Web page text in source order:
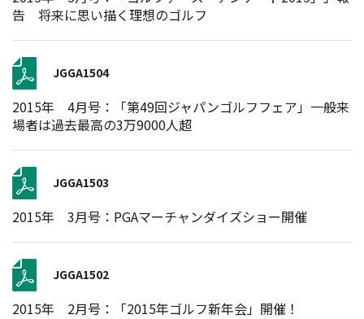
告 将来に思い描く理想のゴルフ
JGGA1504
2015年 4月号：「第49回ジャパンゴルフフェア」一般来
場者は過去最高の3万9000人超
JGGA1503
2015年 3月号：PGAマーチャンダイズショー開催
JGGA1502
2015年 2月号：「2015年ゴルフ新年会」開催！